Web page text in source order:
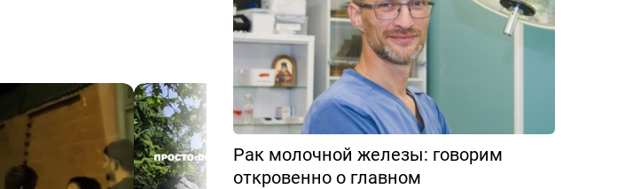
Рак молочной железы: говорим
откровенно о главном